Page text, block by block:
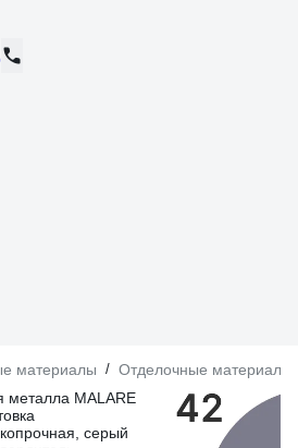
материалы / Отделочные материалы